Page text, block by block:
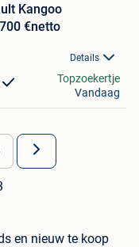
Kangoo
€netto
Details
Topzoekertje
Vandaag
en nieuw te koop